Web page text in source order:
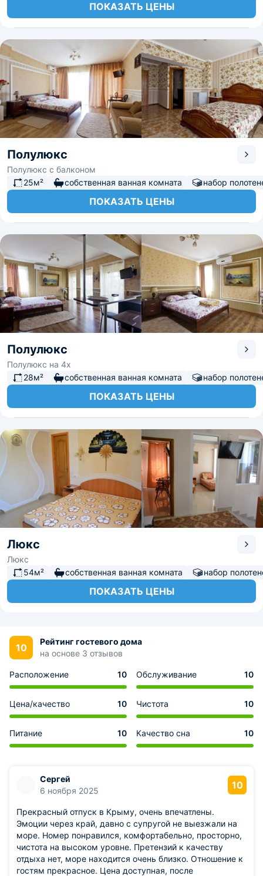
ПОКАЗАТЬ ЦЕНЫ
Полулюкс
Полулюкс с балконом
25м²
собственная ванная комната набор
ПОКАЗАТЬ ЦЕНЫ
Полулюкс
Полулюкс на 4х
28м²
собственная ванная комната набор
ПОКАЗАТЬ ЦЕНЫ
Люкс
Люкс
54м²
собственная ванная комната набор
ПОКАЗАТЬ ЦЕНЫ
10
Рейтинг гостевого дома
на основе 3 отзывов
Расположение 10 Обслуживание 10
Цена/качество 10 Чистота 10
Питание 10 Качество сна 10
Сергей
6 ноября 2025
10
Прекрасный отпуск в Крыму, очень впечатлены.
Эмоции через край, давно с супругой не выезжали на
море. Номер понравился, комфортабельно, просторно,
чистота на высоком уровне. Претензий к качеству
отдыха нет, море находится очень близко. Отношение к
гостям прекрасное. Цена доступная, после